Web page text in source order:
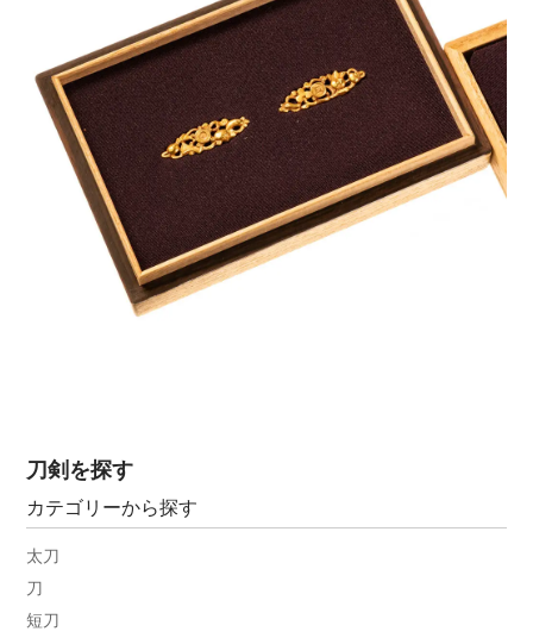
刀剣を探す
カテゴリーから探す
太刀
刀
短刀